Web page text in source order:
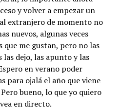
y volver a empezar un
extranjero de momento no
nuevos, algunas veces
que me gustan, pero no las
dejo, las apunto y las
en verano poder
para ojalá el año que viene
bueno, lo que yo quiero
en directo.